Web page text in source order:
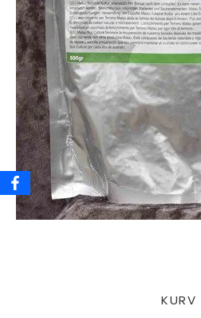
KURV